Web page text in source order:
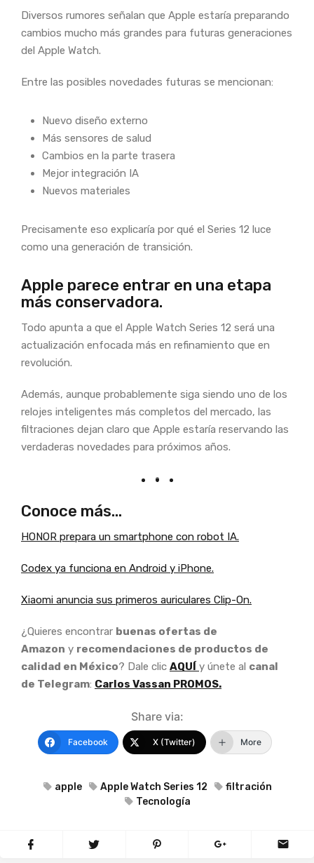
Diversos rumores señalan que Apple estaría preparando
cambios mucho más grandes para futuras generaciones
del Apple Watch.
Entre las posibles novedades futuras se mencionan:
Nuevo diseño externo
Más sensores de salud
Cambios en la parte trasera
Mejor integración IA
Nuevos materiales
Precisamente eso explicaría por qué el Series 12 luce
como una generación de transición.
Apple parece entrar en una etapa
más conservadora.
Todo apunta a que el Apple Watch Series 12 será una
actualización enfocada más en refinamiento que en
revolución.
Además, aunque probablemente siga siendo uno de los
relojes inteligentes más completos del mercado, las
filtraciones dejan claro que Apple estaría reservando las
verdaderas novedades para próximos años.
Conoce más…
HONOR prepara un smartphone con robot IA.
Codex ya funciona en Android y iPhone.
Xiaomi anuncia sus primeros auriculares Clip-On.
¿Quieres encontrar buenas ofertas de
Amazon y recomendaciones de productos de
calidad en México? Dale clic AQUÍ y únete al canal
de Telegram: Carlos Vassan PROMOS.
Share via:
Facebook X (Twitter) More
apple Apple Watch Series 12
filtración
Tecnología